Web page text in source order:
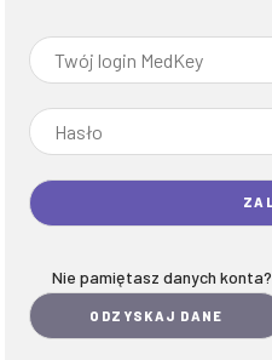
Nie pamiętasz danych konta?
ODZYSKAJ DANE